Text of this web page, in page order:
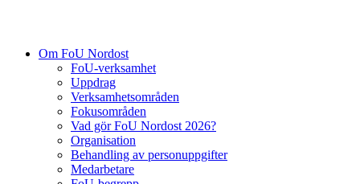
Om FoU Nordost
FoU-verksamhet
Uppdrag
Verksamhetsområden
Fokusområden
Vad gör FoU Nordost 2026?
Organisation
Behandling av personuppgifter
Medarbetare